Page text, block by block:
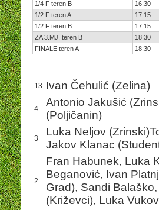
1/4 F teren B
16:30
1/2 F teren A
17:15
1/2 F teren B
17:15
ZA 3.MJ. teren B
18:30
FINALE teren A
18:30
13 Ivan Čehulić (Zelina)
4
Antonio Jakušić
(Poljičanin)
3
Luka Neljov
Jakov Klanac
2
Fran Habunek, Luka
Beganović, Ivan
Grad), Sandi
(Križevci), Luka